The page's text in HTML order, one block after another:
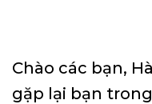
Chào các bạn,
gặp lại bạn